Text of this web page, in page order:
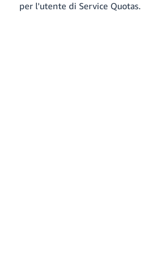
per l'utente di Service Quotas.